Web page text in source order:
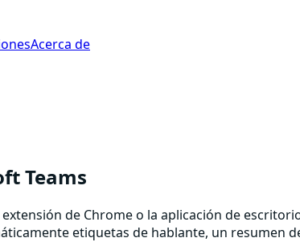
Acerca de
Teams
de Chrome o la aplicación de
etiquetas de hablante, un resumen